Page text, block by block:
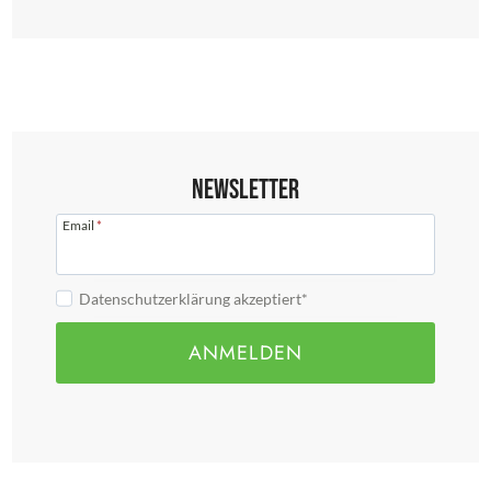
Newsletter
Email *
Datenschutzerklärung akzeptiert*
ANMELDEN